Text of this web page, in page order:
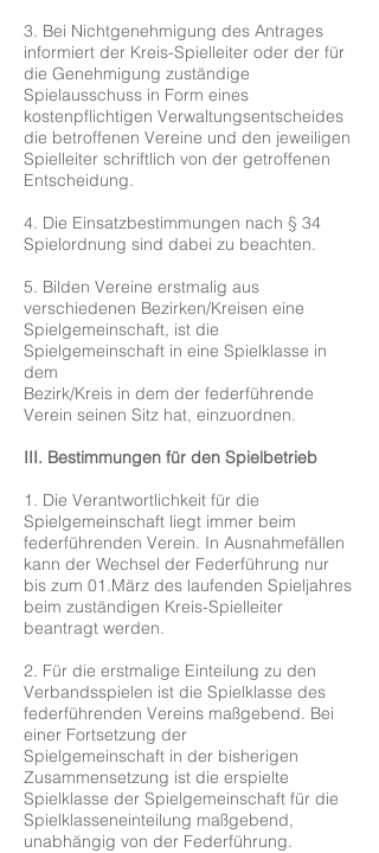
3. Bei Nichtgenehmigung des Antrages
informiert der Kreis-Spielleiter oder der für
die Genehmigung zuständige
Spielausschuss in Form eines
kostenpflichtigen Verwaltungsentscheides
die betroffenen Vereine und den jeweiligen
Spielleiter schriftlich von der getroffenen
Entscheidung.
4. Die Einsatzbestimmungen nach § 34
Spielordnung sind dabei zu beachten.
5. Bilden Vereine erstmalig aus
verschiedenen Bezirken/Kreisen eine
Spielgemeinschaft, ist die
Spielgemeinschaft in eine Spielklasse in
dem
Bezirk/Kreis in dem der federführende
Verein seinen Sitz hat, einzuordnen.
III. Bestimmungen für den Spielbetrieb
1. Die Verantwortlichkeit für die
Spielgemeinschaft liegt immer beim
federführenden Verein. In Ausnahmefällen
kann der Wechsel der Federführung nur
bis zum 01.März des laufenden Spieljahres
beim zuständigen Kreis-Spielleiter
beantragt werden.
2. Für die erstmalige Einteilung zu den
Verbandsspielen ist die Spielklasse des
federführenden Vereins maßgebend. Bei
einer Fortsetzung der
Spielgemeinschaft in der bisherigen
Zusammensetzung ist die erspielte
Spielklasse der Spielgemeinschaft für die
Spielklasseneinteilung maßgebend,
unabhängig von der Federführung.